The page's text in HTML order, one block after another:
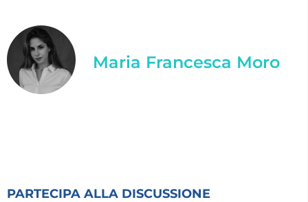
Maria Francesca Moro
PARTECIPA ALLA DISCUSSIONE